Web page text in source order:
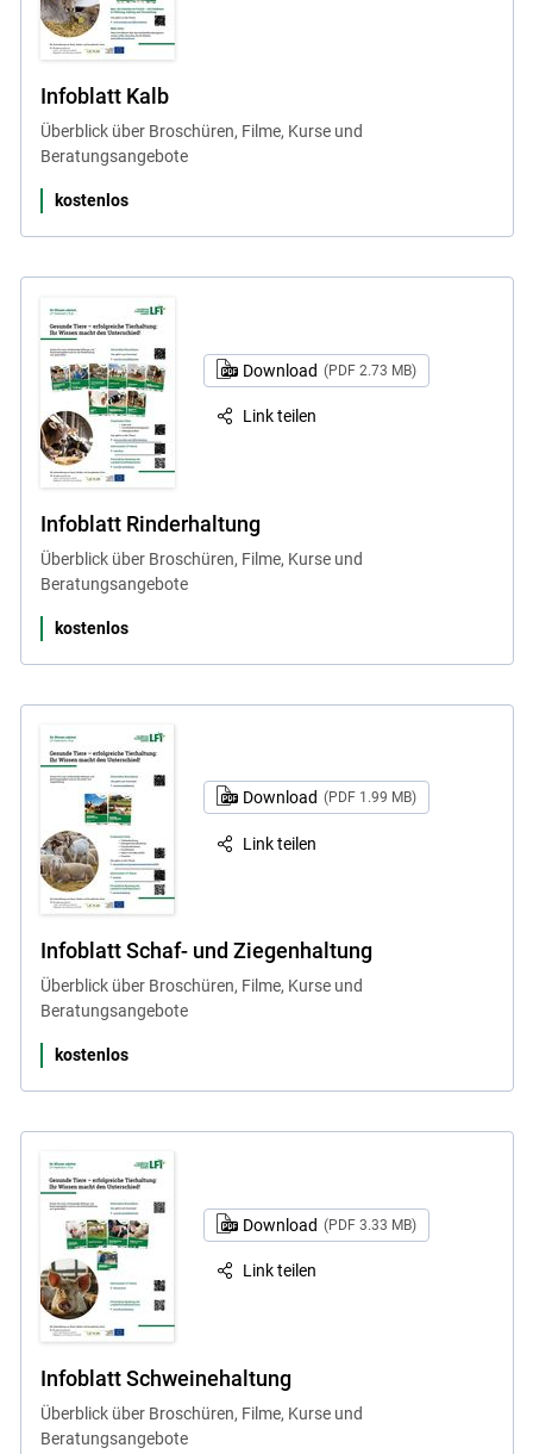
Infoblatt Kalb
Überblick über Broschüren, Filme, Kurse und
Beratungsangebote
kostenlos
Download (PDF 2.73 MB)
Link teilen
Infoblatt Rinderhaltung
Überblick über Broschüren, Filme, Kurse und
Beratungsangebote
kostenlos
Download (PDF 1.99 MB)
Link teilen
Infoblatt Schaf- und Ziegenhaltung
Überblick über Broschüren, Filme, Kurse und
Beratungsangebote
kostenlos
Download (PDF 3.33 MB)
Link teilen
Infoblatt Schweinehaltung
Überblick über Broschüren, Filme, Kurse und
Beratungsangebote